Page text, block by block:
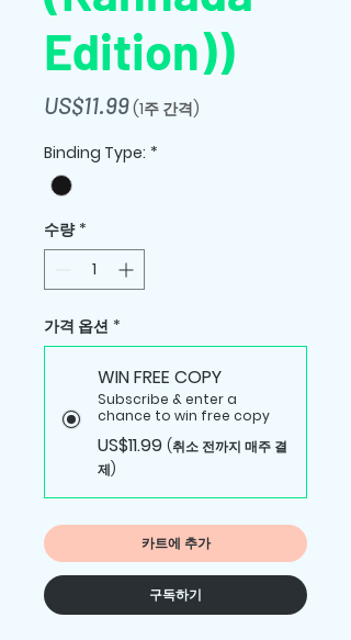
Edition))
US$11.99가
(1주 간격)
Binding Type: *
수량 *
가격 옵션 *
WIN FREE COPY
Subscribe & enter a
chance to win free copy
US$11.99 (취소 전까지 매주 결
제)
카트에 추가
구독하기